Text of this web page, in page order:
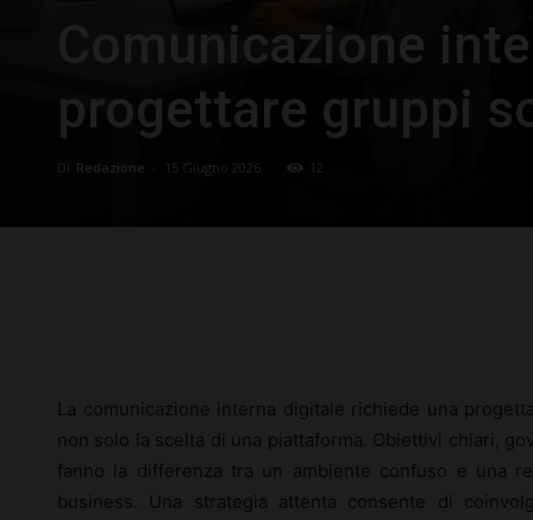
Comunicazione
progettare gruppi
Di Redazione 15 Giugno 2026 12
La comunicazione interna digitale richiede una
non solo la scelta di una piattaforma. Obiettivi chiari,
fanno la differenza tra un ambiente confuso e una
business. Una strategia attenta consente di